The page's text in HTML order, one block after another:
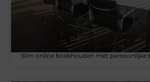
Slim online boekhouden met persoonlijke